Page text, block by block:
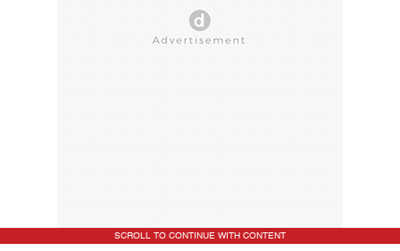
SCROLL TO CONTINUE WITH CONTENT